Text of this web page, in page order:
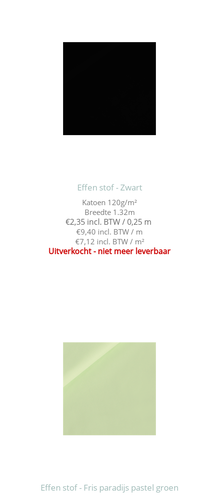
Effen stof - Zwart
Katoen 120g/m²
Breedte 1.32m
€2,35 incl. BTW / 0,25 m
€9,40 incl. BTW / m
€7,12 incl. BTW / m²
Uitverkocht - niet meer leverbaar
Effen stof - Fris paradijs pastel groen